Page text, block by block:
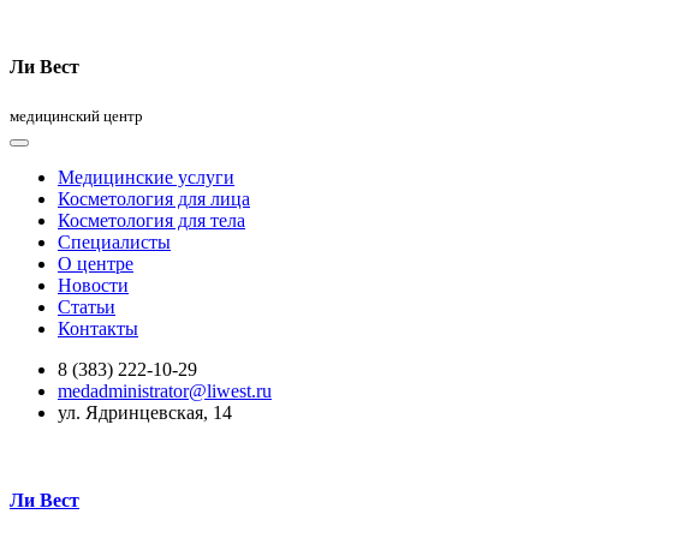
Ли Вест
медицинский центр
Медицинские услуги
Косметология для лица
Косметология для тела
Специалисты
О центре
Новости
Статьи
Контакты
8 (383) 222-10-29
medadministrator@liwest.ru
ул. Ядринцевская, 14
Ли Вест